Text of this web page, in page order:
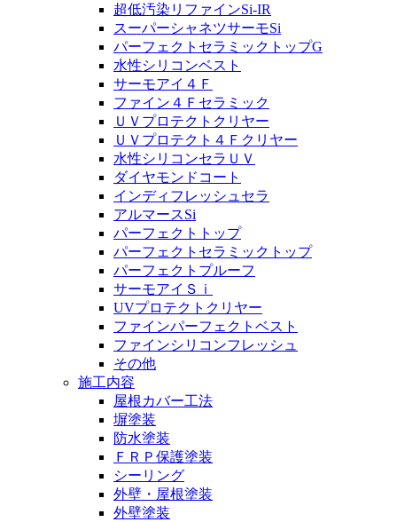
超低汚染リファインSi-IR
スーパーシャネツサーモSi
パーフェクトセラミックトップG
水性シリコンベスト
サーモアイ４Ｆ
ファイン４Ｆセラミック
ＵＶプロテクトクリヤー
ＵＶプロテクト４Ｆクリヤー
水性シリコンセラＵＶ
ダイヤモンドコート
インディフレッシュセラ
アルマースSi
パーフェクトトップ
パーフェクトセラミックトップ
パーフェクトプルーフ
サーモアイＳｉ
UVプロテクトクリヤー
ファインパーフェクトベスト
ファインシリコンフレッシュ
その他
施工内容
屋根カバー工法
塀塗装
防水塗装
ＦＲＰ保護塗装
シーリング
外壁・屋根塗装
外壁塗装